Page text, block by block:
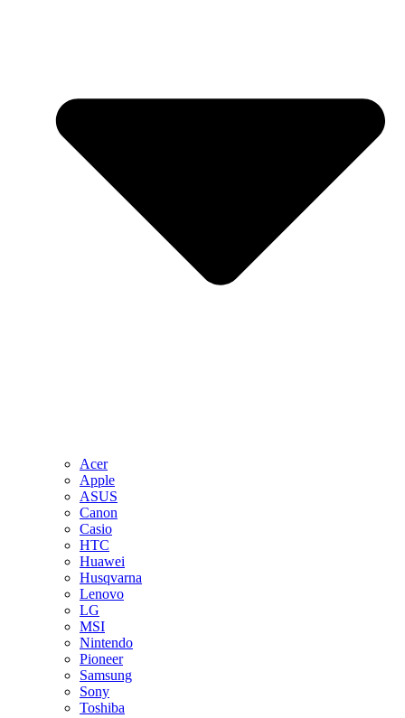
Acer
Apple
ASUS
Canon
Casio
HTC
Huawei
Husqvarna
Lenovo
LG
MSI
Nintendo
Pioneer
Samsung
Sony
Toshiba